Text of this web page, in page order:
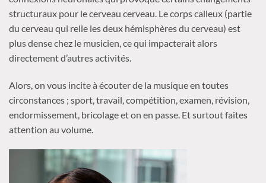
structuraux pour le cerveau cerveau. Le corps calleux (partie
du cerveau qui relie les deux hémisphères du cerveau) est
plus dense chez le musicien, ce qui impacterait alors
directement d’autres activités.
Alors, on vous incite à écouter de la musique en toutes
circonstances ; sport, travail, compétition, examen, révision,
endormissement, bricolage et on en passe. Et surtout faites
attention au volume.